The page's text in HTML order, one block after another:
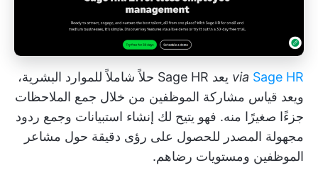
via Sage HR
يعد Sage HR حلاً شاملاً للموارد البشرية،
ويعد قياس مشاركة الموظفين من خلال جمع الملاحظات
جزءًا صغيرًا منه. فهو يتيح لك إنشاء استبيانات وجمع ردود
مجهولة المصدر للحصول على رؤى دقيقة حول مشاعر
الموظفين ومستويات رضاهم.